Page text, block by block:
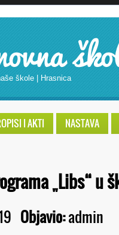
škole | Hrasnica
I AKTI NASTAVA
„Libs“ u
Objavio:admin